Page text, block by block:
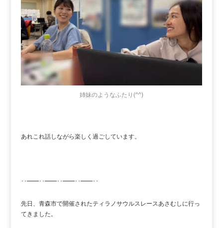
姉妹のようなふたり(^^)
あれこれ話しながら楽しく過ごしています。
･･━━･･━━･･━━･･━━･･
先日、青森市で開催されたティラノサウルスレースあさむしに行っ
てきました。